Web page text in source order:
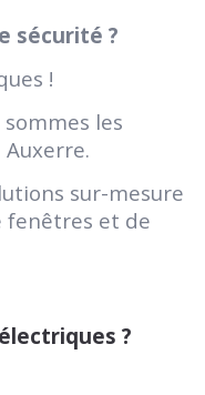
sécurité ?
!
les
sur-mesure
fenêtres et de
?